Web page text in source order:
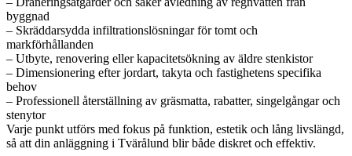
byggnad
– Skräddarsydda infiltrationslösningar för tomt och
markförhållanden
– Utbyte, renovering eller kapacitetsökning av äldre stenkistor
– Dimensionering efter jordart, takyta och fastighetens specifika
behov
– Professionell återställning av gräsmatta, rabatter, singelgångar och
stenytor
Varje punkt utförs med fokus på funktion, estetik och lång livslängd,
så att din anläggning i Tvärålund blir både diskret och effektiv.